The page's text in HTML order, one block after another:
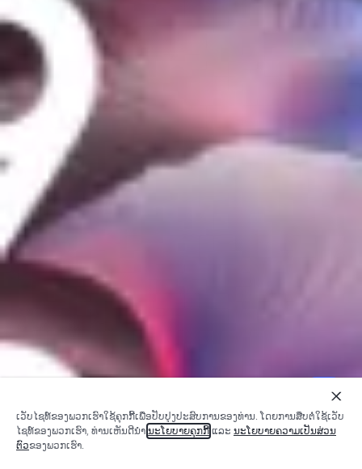
ເວັບ​ໄຊ​ທ໌​ຂອງ​ພວກ​ເຮົາ​ໃຊ້​ຄຸກ​ກີ້​ເພື່ອ​ປັບ​ປຸງ​ປະ​ສົບ​ການ​ຂອງ​ທ່ານ. ໂດຍ​ການ​ສືບ​ຕໍ່​ໃຊ້​ເວັບ​
ໄຊ​ທ໌​ຂອງ​ພວກ​ເຮົາ, ທ່ານ​ເຫັນ​ດີ​ນຳ​ນະ​ໂຍ​ບາຍ​ຄຸກ​ກີ້​ແລະ ນະ​ໂຍ​ບາຍ​ຄວາມ​ເປັນ​ສ່ວນ​
ຕົວ​ຂອງ​ພວກ​ເຮົາ.